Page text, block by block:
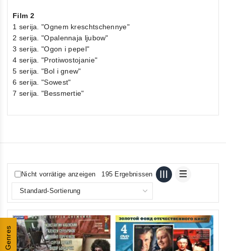
Genres
Film 2
1 serija. "Ognem kreschtschennye"
2 serija. "Opalennaja ljubow"
3 serija. "Ogon i pepel"
4 serija. "Protiwostojanie"
5 serija. "Bol i gnew"
6 serija. "Sowest"
7 serija. "Bessmertie"
Nicht vorrätige anzeigen 195 Ergebnissen